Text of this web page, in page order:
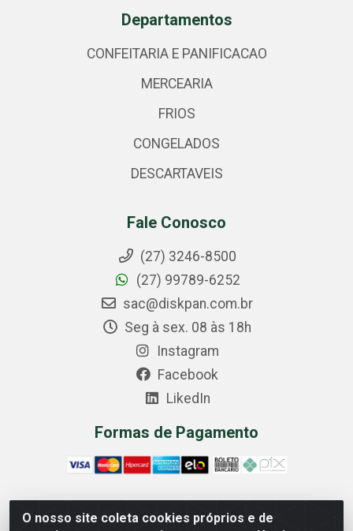
O nosso site coleta cookies próprios e de
Departamentos
CONFEITARIA E PANIFICACAO
MERCEARIA
FRIOS
CONGELADOS
DESCARTAVEIS
Fale Conosco
(27) 3246-8500
(27) 99789-6252
sac@diskpan.com.br
Seg à sex. 08 às 18h
Instagram
Facebook
LikedIn
Formas de Pagamento